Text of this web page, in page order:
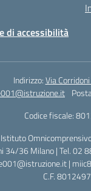
di accessibilità
Indirizzo:Via
Codice fiscale:
Istituto
34/36 Milano | Tel. 02
|
C.F.